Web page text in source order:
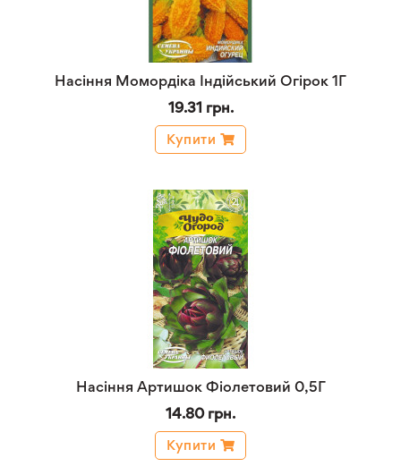
Насіння Момордіка Індійський Огірок 1Г
19.31 грн.
Купити
Насіння Артишок Фіолетовий 0,5Г
14.80 грн.
Купити